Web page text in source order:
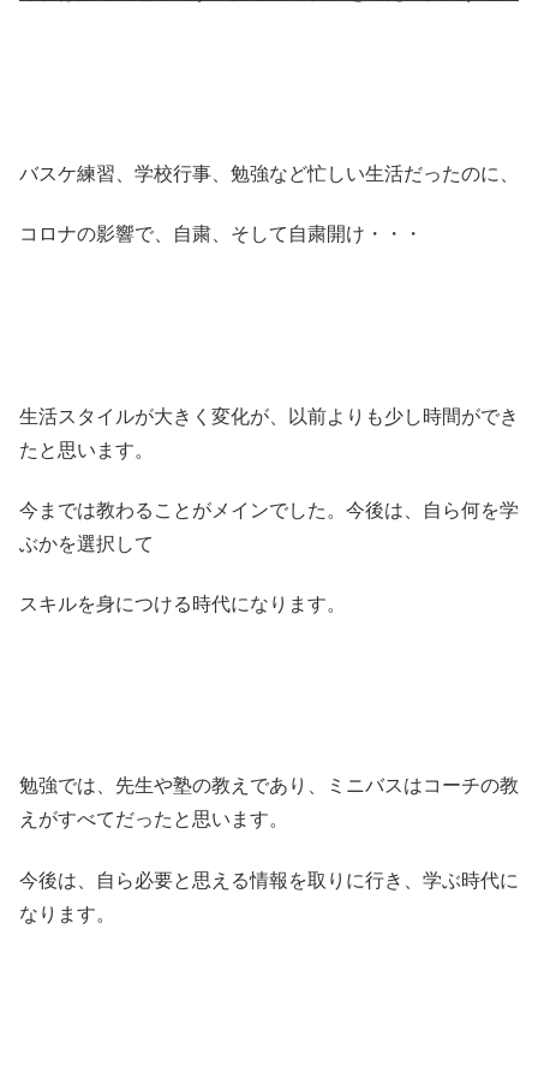
バスケ練習、学校行事、勉強など忙しい生活だったのに、
コロナの影響で、自粛、そして自粛開け・・・
生活スタイルが大きく変化が、以前よりも少し時間ができ
たと思います。
今までは教わることがメインでした。今後は、自ら何を学
ぶかを選択して
スキルを身につける時代になります。
勉強では、先生や塾の教えであり、ミニバスはコーチの教
えがすべてだったと思います。
今後は、自ら必要と思える情報を取りに行き、学ぶ時代に
なります。